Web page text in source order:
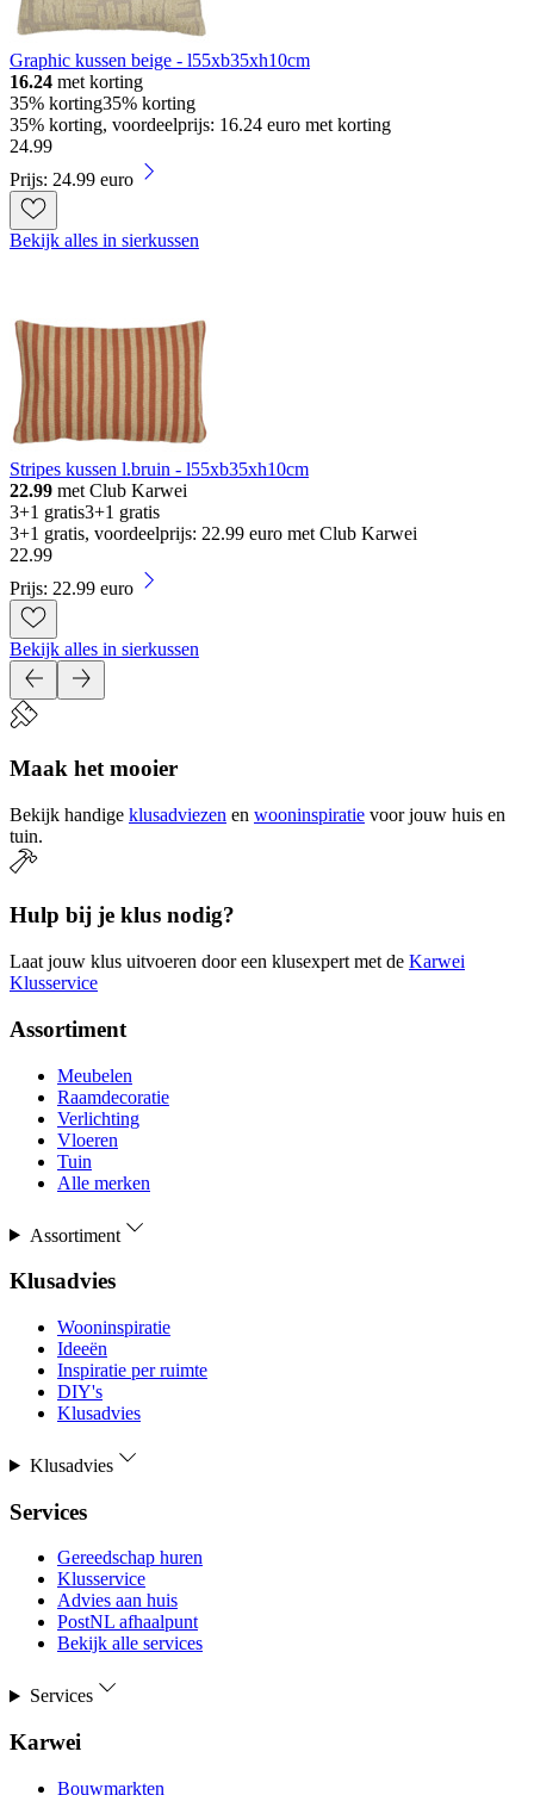
Graphic kussen beige - l55xb35xh10cm
16.24 met korting
35% korting35% korting
35% korting, voordeelprijs: 16.24 euro met korting
24.99
Prijs: 24.99 euro
Bekijk alles in sierkussen
Stripes kussen l.bruin - l55xb35xh10cm
22.99 met Club Karwei
3+1 gratis3+1 gratis
3+1 gratis, voordeelprijs: 22.99 euro met Club Karwei
22.99
Prijs: 22.99 euro
Bekijk alles in sierkussen
Maak het mooier
Bekijk handige klusadviezen en wooninspiratie voor jouw huis en
tuin.
Hulp bij je klus nodig?
Laat jouw klus uitvoeren door een klusexpert met de Karwei
Klusservice
Assortiment
Meubelen
Raamdecoratie
Verlichting
Vloeren
Tuin
Alle merken
Assortiment
Klusadvies
Wooninspiratie
Ideeën
Inspiratie per ruimte
DIY's
Klusadvies
Klusadvies
Services
Gereedschap huren
Klusservice
Advies aan huis
PostNL afhaalpunt
Bekijk alle services
Services
Karwei
Bouwmarkten